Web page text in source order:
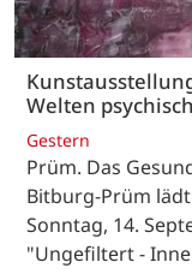
Welten
Gestern
Prüm. Das
Bitburg-Prüm
Sonntag, 14.
"Ungefiltert -